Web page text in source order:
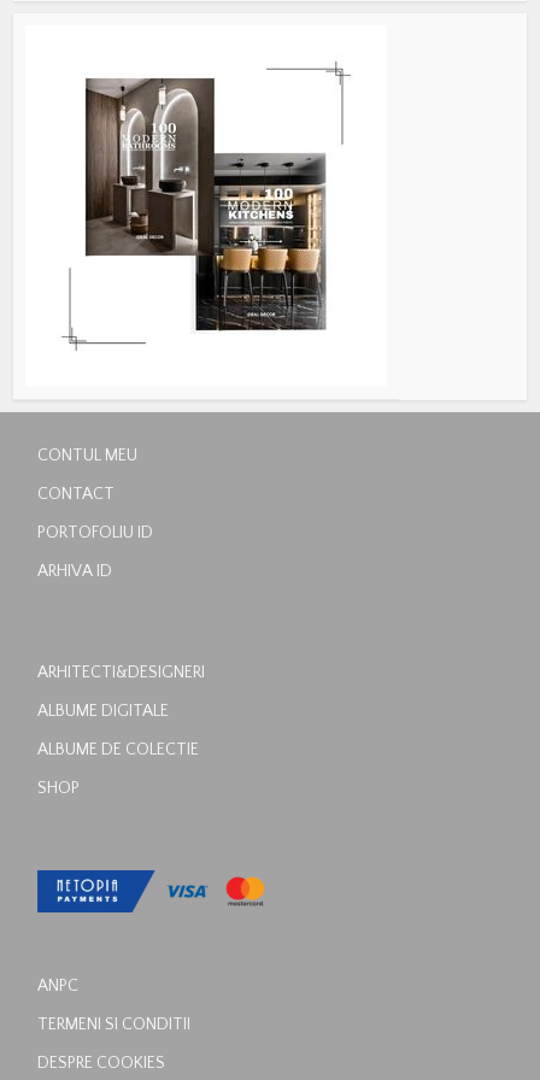
CONTUL MEU
CONTACT
PORTOFOLIU ID
ARHIVA ID
ARHITECTI&DESIGNERI
ALBUME DIGITALE
ALBUME DE COLECTIE
SHOP
ANPC
TERMENI SI CONDITII
DESPRE COOKIES